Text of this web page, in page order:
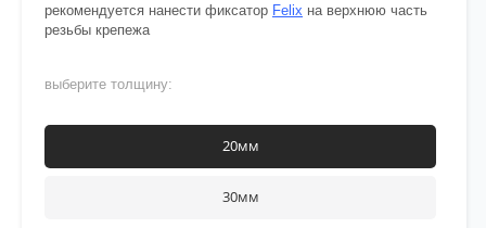
рекомендуется нанести фиксатор Felix на верхнюю часть
резьбы крепежа
выберите толщину:
20мм
30мм